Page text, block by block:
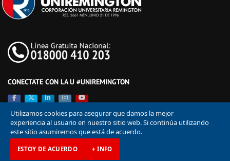
CONECTATE CON LA U #UNIREMINGTON
Utilizamos cookies para asegurar que damos la mejor
experiencia al usuario en nuestro sitio web. Si continúa utilizando
este sitio asumiremos que está de acuerdo.
ESTOY DE ACUERDO + INFO